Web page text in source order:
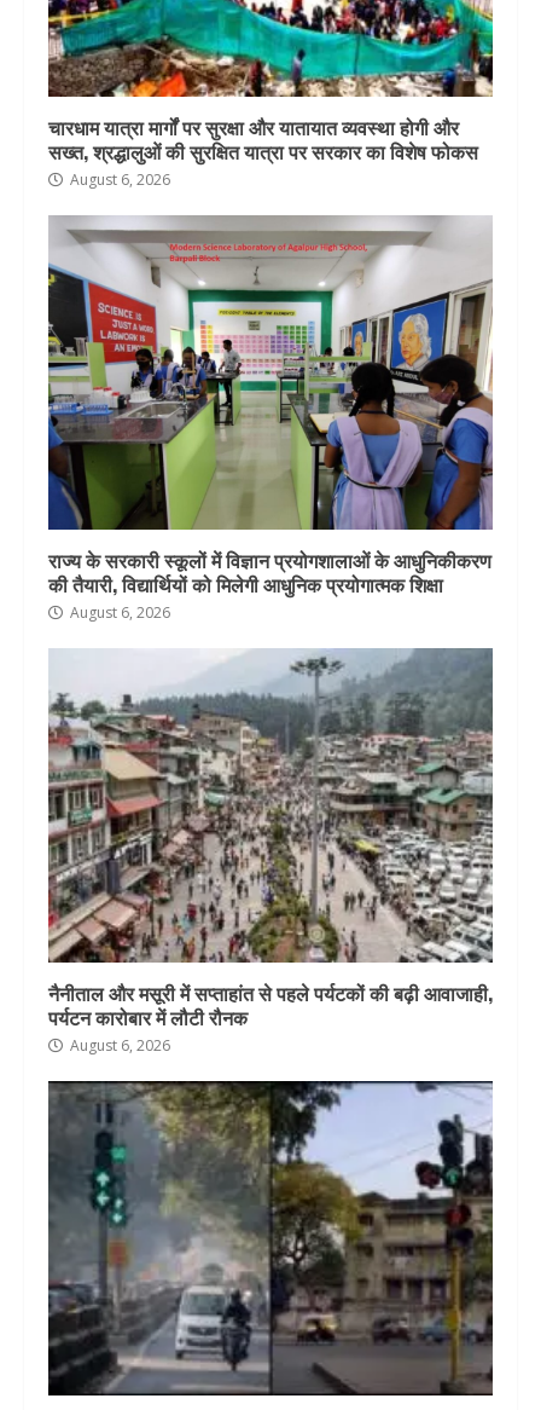
चारधाम यात्रा मार्गों पर सुरक्षा और यातायात व्यवस्था होगी और
सख्त, श्रद्धालुओं की सुरक्षित यात्रा पर सरकार का विशेष फोकस
August 6, 2026
राज्य के सरकारी स्कूलों में विज्ञान प्रयोगशालाओं के आधुनिकीकरण
की तैयारी, विद्यार्थियों को मिलेगी आधुनिक प्रयोगात्मक शिक्षा
August 6, 2026
नैनीताल और मसूरी में सप्ताहांत से पहले पर्यटकों की बढ़ी आवाजाही,
पर्यटन कारोबार में लौटी रौनक
August 6, 2026